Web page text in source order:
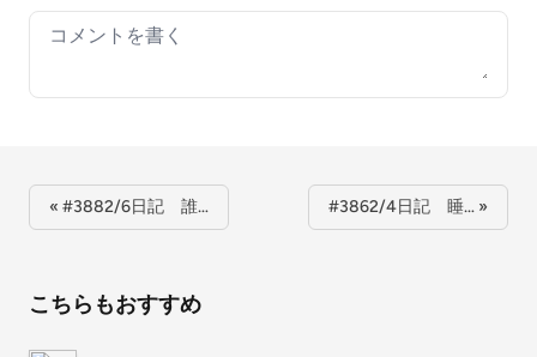
Your comment
« #3882/6日記 誰… #3862/4日記 睡… »
こちらもおすすめ